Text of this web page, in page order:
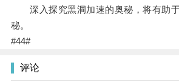
深入探究黑洞加速的奥秘，将有助
秘。
#44#
评论